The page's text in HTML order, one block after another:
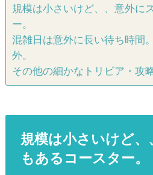
規模は小さいけど、、意外に
ー。
混雑日は意外に長い待ち時間
外。
その他の細かなトリビア・攻
規模は小さいけど
もあるコースター。